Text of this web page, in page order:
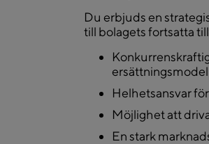
Du erbjuds en
till bolagets fortsatta
Helhetsansvar
Möjlighet att
En stark